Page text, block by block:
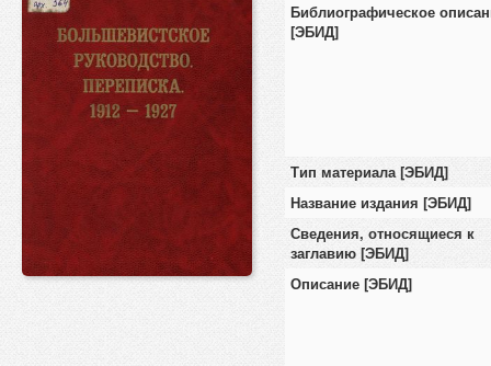
Библиографическое
[ЭБИД]
Тип материала [ЭБИД]
Название издания [ЭБИД]
Сведения, относящиеся к
заглавию [ЭБИД]
Описание [ЭБИД]